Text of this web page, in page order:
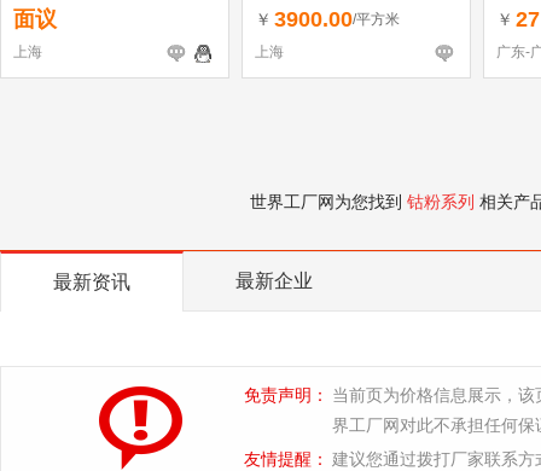
面议
上海
￥ 3900.00/平方米
上海
￥
广东-
世界工厂网为您找到 钴粉系列 相关产
最新资讯 最新企业
免责声明：
当前页为价格信息展示，
界工厂网对此不承担任何保
友情提醒： 建议您通过拨打厂家联系